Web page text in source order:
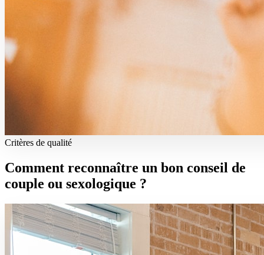
Critères de qualité
Comment reconnaître un bon conseil de
couple ou sexologique ?